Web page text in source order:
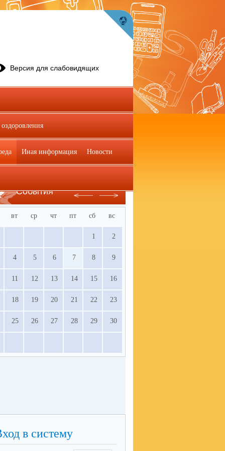
События
вт ср чт пт сб вс
1 2
4 5 6 7 8 9
11 12 13 14 15 16
18 19 20 21 22 23
25 26 27 28 29 30
в систему
Версия для слабовидящих
Иная информация Новости